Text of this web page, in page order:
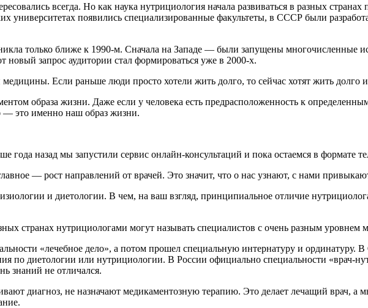
всегда. Но как наука нутрициология начала развиваться в разных
университетах появились специализированные факультеты, в СССР были
только ближе к 1990-м. Сначала на Западе — были запущены многочисленные
запрос аудитории стал формироваться уже в 2000‑х.
Если раньше люди просто хотели жить долго, то сейчас хотят жить долго
образа жизни. Даже если у человека есть предрасположенность к
— это именно наш образ жизни.
назад мы запустили сервис онлайн-консультаций и пока остаемся в формате
— рост направлений от врачей. Это значит, что о нас узнают, с нами
и диетологии. В чем, на ваш взгляд, принципиальное отличие
странах нутрициологами могут называть специалистов с очень разным
«лечебное дело», а потом прошел специальную интернатуру и ординатуру.
по диетологии или нутрициологии. В России официально специальности «врач-
знаний не отличался.
диагноз, не назначают медикаментозную терапию. Это делает лечащий врач, а